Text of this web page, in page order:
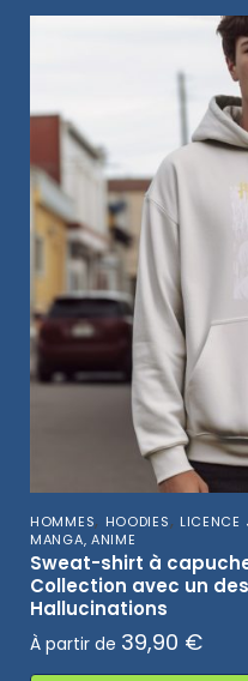
HOMMES, HOODIES, LICENCE
MANGA, ANIME
Sweat-shirt à
Collection avec un
Hallucinations
À partir de 39,90 €